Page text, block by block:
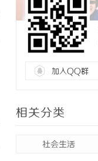
加入QQ群
相关分类
社会生活